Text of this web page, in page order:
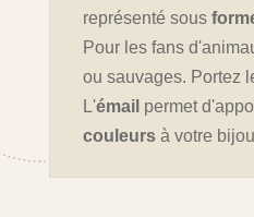
représenté sous
Pour les fans
ou sauvages. Portez
L'émail permet
couleursà votre